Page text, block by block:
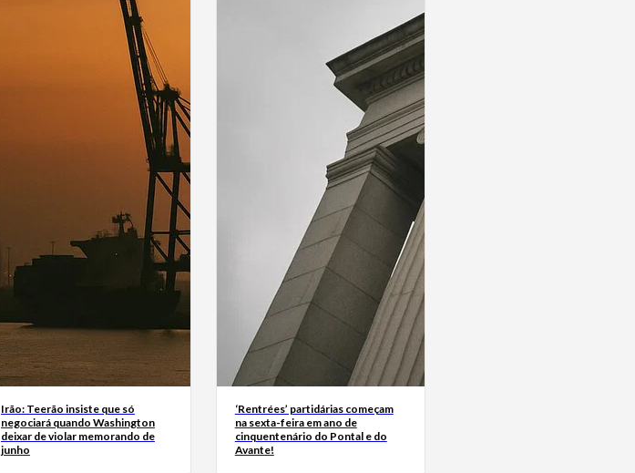
Irão: Teerão insiste que só
negociará quando Washington
deixar de violar memorando de
junho
‘Rentrées’ partidárias começam
na sexta-feira em ano de
cinquentenário do Pontal e do
Avante!